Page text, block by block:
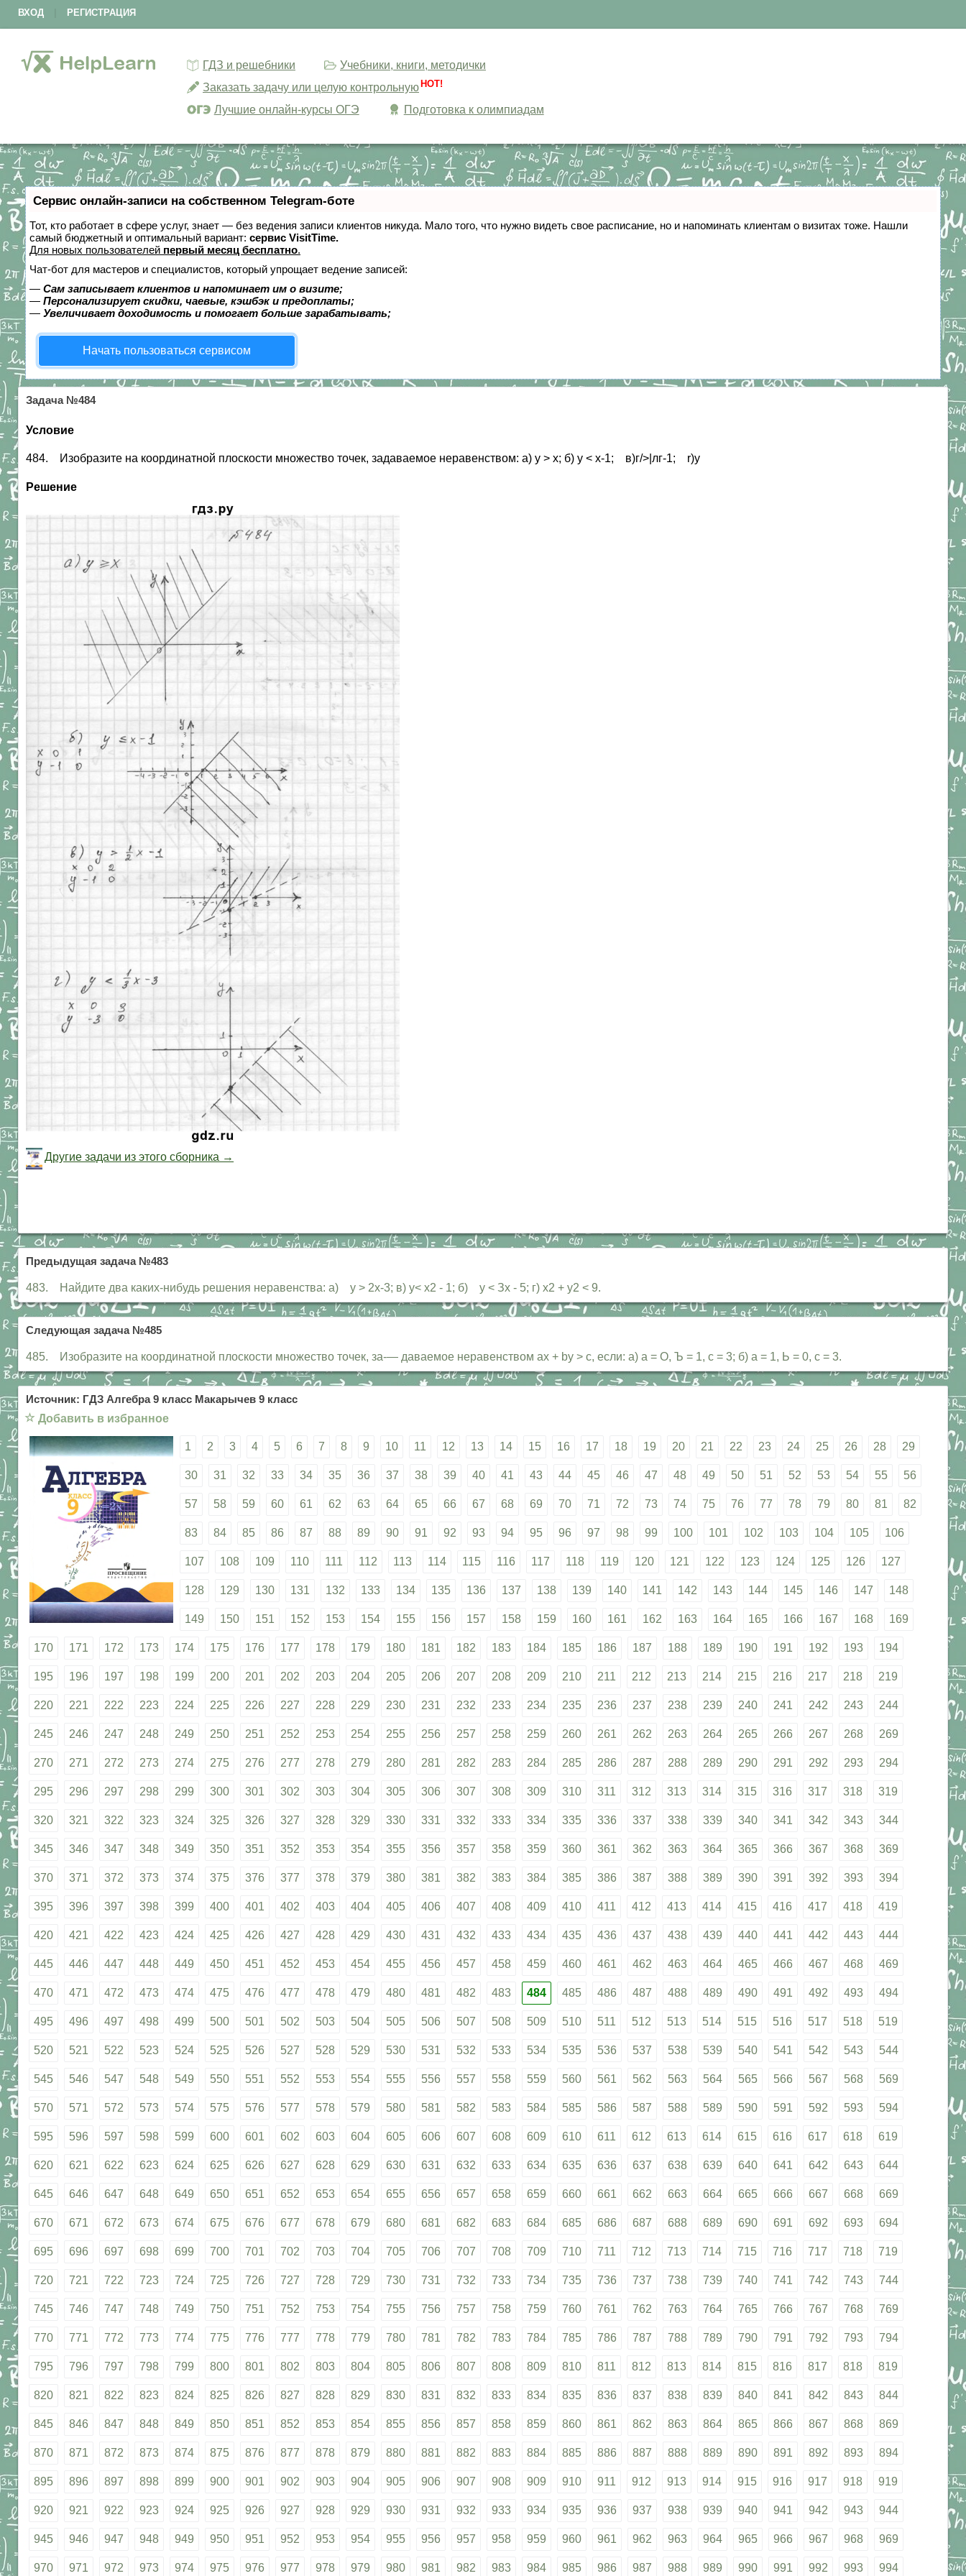
ВХОД РЕГИСТРАЦИЯ
ГДЗ и решебники
Учебники, книги, методички
Заказать задачу или целую контрольную HOT!
Лучшие онлайн-курсы ОГЭ Подготовка к олимпиадам
Сервис онлайн-записи на собственном Telegram-боте
Тот, кто работает в сфере услуг, знает — без ведения записи клиентов никуда. Мало того, что нужно видеть свое расписание, но и напоминать клиентам о визитах тоже. Нашли
самый бюджетный и оптимальный вариант: сервис VisitTime.
Для новых пользователей первый месяц бесплатно.
Чат-бот для мастеров и специалистов, который упрощает ведение записей:
— Сам записывает клиентов и напоминает им о визите;
— Персонализирует скидки, чаевые, кэшбэк и предоплаты;
— Увеличивает доходимость и помогает больше зарабатывать;
Начать пользоваться сервисом
Задача №484
Условие
484. Изобразите на координатной плоскости множество точек, задаваемое неравенством: а) у > х; б) у < х-1; в)г/>|лг-1; r)y
Решение
Другие задачи из этого сборника →
Предыдущая задача №483
483. Найдите два каких-нибудь решения неравенства: а) у > 2х-3; в) у< х2 - 1; б) у < Зх - 5; г) х2 + у2 < 9.
Следующая задача №485
485. Изобразите на координатной плоскости множество точек, за-— даваемое неравенством ах + by > с, если: а) а = О, Ъ = 1, с = 3; б) а = 1, Ь = 0, с = 3.
Источник: ГДЗ Алгебра 9 класс Макарычев 9 класс
☆ Добавить в избранное
1 2 3 4 5 6 7 8 9 10 11 12 13 14 15 16 17 18 19 20 21 22 23 24 25 26 28 29
30 31 32 33 34 35 36 37 38 39 40 41 43 44 45 46 47 48 49 50 51 52 53 54 55 56
57 58 59 60 61 62 63 64 65 66 67 68 69 70 71 72 73 74 75 76 77 78 79 80 81 82
83 84 85 86 87 88 89 90 91 92 93 94 95 96 97 98 99 100 101 102 103 104 105 106
107 108 109 110 111 112 113 114 115 116 117 118 119 120 121 122 123 124 125 126 127
128 129 130 131 132 133 134 135 136 137 138 139 140 141 142 143 144 145 146 147 148
149 150 151 152 153 154 155 156 157 158 159 160 161 162 163 164 165 166 167 168 169
170 171 172 173 174 175 176 177 178 179 180 181 182 183 184 185 186 187 188 189 190 191 192 193 194
195 196 197 198 199 200 201 202 203 204 205 206 207 208 209 210 211 212 213 214 215 216 217 218 219
220 221 222 223 224 225 226 227 228 229 230 231 232 233 234 235 236 237 238 239 240 241 242 243 244
245 246 247 248 249 250 251 252 253 254 255 256 257 258 259 260 261 262 263 264 265 266 267 268 269
270 271 272 273 274 275 276 277 278 279 280 281 282 283 284 285 286 287 288 289 290 291 292 293 294
295 296 297 298 299 300 301 302 303 304 305 306 307 308 309 310 311 312 313 314 315 316 317 318 319
320 321 322 323 324 325 326 327 328 329 330 331 332 333 334 335 336 337 338 339 340 341 342 343 344
345 346 347 348 349 350 351 352 353 354 355 356 357 358 359 360 361 362 363 364 365 366 367 368 369
370 371 372 373 374 375 376 377 378 379 380 381 382 383 384 385 386 387 388 389 390 391 392 393 394
395 396 397 398 399 400 401 402 403 404 405 406 407 408 409 410 411 412 413 414 415 416 417 418 419
420 421 422 423 424 425 426 427 428 429 430 431 432 433 434 435 436 437 438 439 440 441 442 443 444
445 446 447 448 449 450 451 452 453 454 455 456 457 458 459 460 461 462 463 464 465 466 467 468 469
470 471 472 473 474 475 476 477 478 479 480 481 482 483 484 485 486 487 488 489 490 491 492 493 494
495 496 497 498 499 500 501 502 503 504 505 506 507 508 509 510 511 512 513 514 515 516 517 518 519
520 521 522 523 524 525 526 527 528 529 530 531 532 533 534 535 536 537 538 539 540 541 542 543 544
545 546 547 548 549 550 551 552 553 554 555 556 557 558 559 560 561 562 563 564 565 566 567 568 569
570 571 572 573 574 575 576 577 578 579 580 581 582 583 584 585 586 587 588 589 590 591 592 593 594
595 596 597 598 599 600 601 602 603 604 605 606 607 608 609 610 611 612 613 614 615 616 617 618 619
620 621 622 623 624 625 626 627 628 629 630 631 632 633 634 635 636 637 638 639 640 641 642 643 644
645 646 647 648 649 650 651 652 653 654 655 656 657 658 659 660 661 662 663 664 665 666 667 668 669
670 671 672 673 674 675 676 677 678 679 680 681 682 683 684 685 686 687 688 689 690 691 692 693 694
695 696 697 698 699 700 701 702 703 704 705 706 707 708 709 710 711 712 713 714 715 716 717 718 719
720 721 722 723 724 725 726 727 728 729 730 731 732 733 734 735 736 737 738 739 740 741 742 743 744
745 746 747 748 749 750 751 752 753 754 755 756 757 758 759 760 761 762 763 764 765 766 767 768 769
770 771 772 773 774 775 776 777 778 779 780 781 782 783 784 785 786 787 788 789 790 791 792 793 794
795 796 797 798 799 800 801 802 803 804 805 806 807 808 809 810 811 812 813 814 815 816 817 818 819
820 821 822 823 824 825 826 827 828 829 830 831 832 833 834 835 836 837 838 839 840 841 842 843 844
845 846 847 848 849 850 851 852 853 854 855 856 857 858 859 860 861 862 863 864 865 866 867 868 869
870 871 872 873 874 875 876 877 878 879 880 881 882 883 884 885 886 887 888 889 890 891 892 893 894
895 896 897 898 899 900 901 902 903 904 905 906 907 908 909 910 911 912 913 914 915 916 917 918 919
920 921 922 923 924 925 926 927 928 929 930 931 932 933 934 935 936 937 938 939 940 941 942 943 944
945 946 947 948 949 950 951 952 953 954 955 956 957 958 959 960 961 962 963 964 965 966 967 968 969
970 971 972 973 974 975 976 977 978 979 980 981 982 983 984 985 986 987 988 989 990 991 992 993 994